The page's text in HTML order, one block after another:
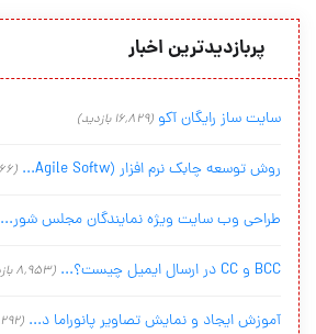
پربازدیدترین اخبار
سایت ساز رایگان آکو (16,829 بازدید)
روش توسعه چابک نرم افزار (Agile Softw... (9,566 بازدید)
طراحی وب سایت ویژه نمایندگان مجلس شور...
BCC و CC در ارسال ایمیل چیست؟... (8,953 بازدید)
آموزش ایجاد و نمایش تصاویر پانوراما د... (8,292 بازدید)